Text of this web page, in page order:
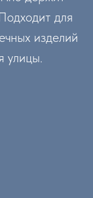
для
изделий
улицы.